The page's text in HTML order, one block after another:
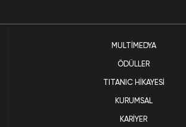
MULTIMEDYA
ÖDÜLLER
TITANIC HIKAYESI
KURUMSAL
KARIYER